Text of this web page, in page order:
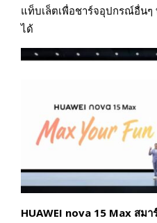
แท็บเล็ตเพื่อชาร์จอุปกรณ์อื่นๆ
ได้
HUAWEI nova 15 Max สม